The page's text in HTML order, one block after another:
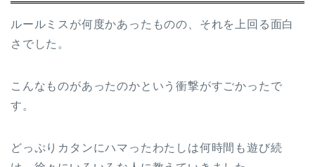
ルールミスが何度かあったものの、それを上回る面白
さでした。
こんなものがあったのかという衝撃がすごかったで
す。
どっぷりカタンにハマったわたしは何時間も遊び続